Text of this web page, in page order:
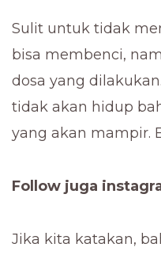
Sulit untuk tidak
bisa membenci,
dosa yang
tidak akan hidup
yang akan mampir.
Follow juga
Jika kita katakan,